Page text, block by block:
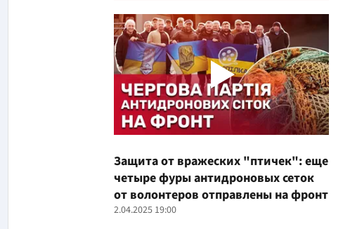
Защита от вражеских "птичек": еще
четыре фуры антидроновых сеток
от волонтеров отправлены на фронт
2.04.2025 19:00